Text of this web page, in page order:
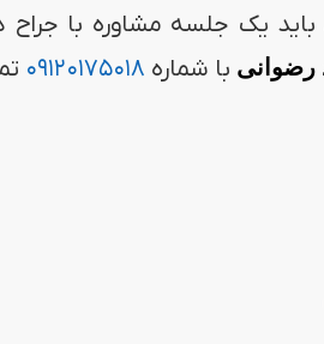
یک جلسه مشاوره با جراح
رضوانی با شماره ۰۹۱۲۰۱۷۵۰۱۸